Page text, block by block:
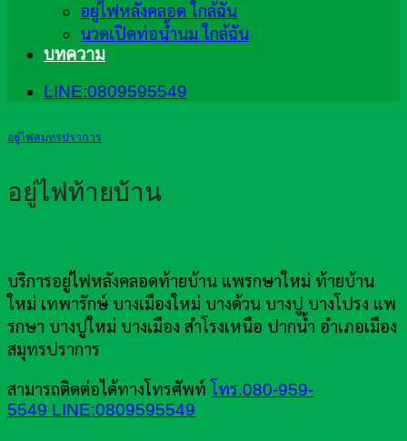
อยู่ไฟหลังคลอด ใกล้ฉัน
นวดเปิดท่อน้ำนม ใกล้ฉัน
บทความ
LINE:0809595549
อยู่ไฟสมุทรปราการ
อยู่ไฟท้ายบ้าน
บริการอยู่ไฟหลังคลอดท้ายบ้าน แพรกษาใหม่ ท้ายบ้าน
ใหม่ เทพารักษ์ บางเมืองใหม่ บางด้วน บางปู บางโปรง แพ
รกษา บางปูใหม่ บางเมือง สำโรงเหนือ ปากน้ำ อำเภอเมือง
สมุทรปราการ
สามารถติดต่อได้ทางโทรศัพท์ โทร.080-959-
5549 LINE:0809595549